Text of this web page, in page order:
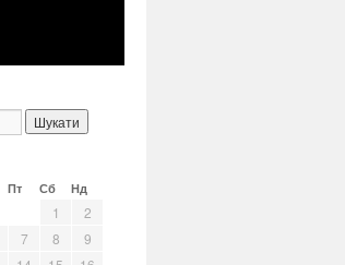
Пт Сб Нд
1
2
7 8
9